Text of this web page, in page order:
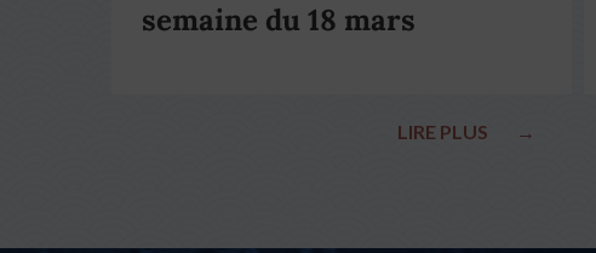
semaine du 18 mars
LIRE PLUS →